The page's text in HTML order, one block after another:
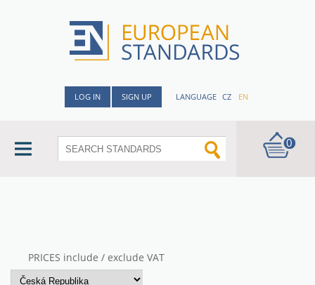
LOG IN SIGN UP LANGUAGE CZ EN
0
PRICES include / exclude VAT